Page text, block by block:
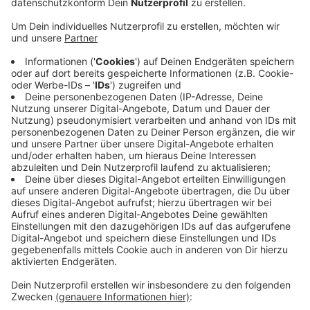
wurden aufgeboben.
Veröffentlicht:Montag, 29.04.2024 23:23
Anzeige
Die englische 500-Kilo-Bombe war am Nachmittag bei
Sondierungsarbeiten für die anstehende Sanierung des
Hardtbergbads in acht Metern Tiefe entdeckt
worden. Für die Entschärfung war ein Sicherheitsradius
von 500 Metern um die Weltkriegsbombe herum
gezogen worden, rund 2.100 Menschen mussten ihre
Wohnungen verlassen.